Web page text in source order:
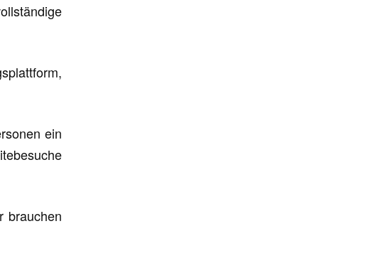
ein
brauchen